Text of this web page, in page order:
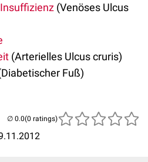
(Venöses Ulcus
(Arterielles Ulcus cruris)
Fuß)
(0 ratings)